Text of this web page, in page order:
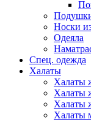
Носки
Одеяла
Спец. одежда
Халаты
Халаты
Халаты
Халаты
Халаты